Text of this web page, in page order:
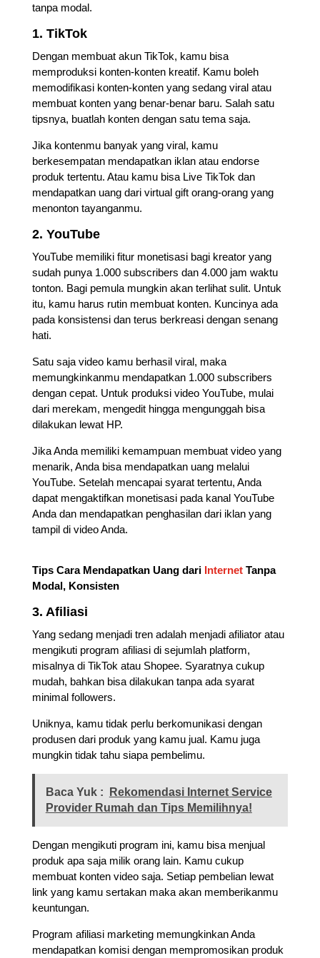
tanpa modal.
1. TikTok
Dengan membuat akun TikTok, kamu bisa
memproduksi konten-konten kreatif. Kamu boleh
memodifikasi konten-konten yang sedang viral atau
membuat konten yang benar-benar baru. Salah satu
tipsnya, buatlah konten dengan satu tema saja.
Jika kontenmu banyak yang viral, kamu
berkesempatan mendapatkan iklan atau endorse
produk tertentu. Atau kamu bisa Live TikTok dan
mendapatkan uang dari virtual gift orang-orang yang
menonton tayanganmu.
2. YouTube
YouTube memiliki fitur monetisasi bagi kreator yang
sudah punya 1.000 subscribers dan 4.000 jam waktu
tonton. Bagi pemula mungkin akan terlihat sulit. Untuk
itu, kamu harus rutin membuat konten. Kuncinya ada
pada konsistensi dan terus berkreasi dengan senang
hati.
Satu saja video kamu berhasil viral, maka
memungkinkanmu mendapatkan 1.000 subscribers
dengan cepat. Untuk produksi video YouTube, mulai
dari merekam, mengedit hingga mengunggah bisa
dilakukan lewat HP.
Jika Anda memiliki kemampuan membuat video yang
menarik, Anda bisa mendapatkan uang melalui
YouTube. Setelah mencapai syarat tertentu, Anda
dapat mengaktifkan monetisasi pada kanal YouTube
Anda dan mendapatkan penghasilan dari iklan yang
tampil di video Anda.
Tips Cara Mendapatkan Uang dari InternetTanpa
Modal, Konsisten
3. Afiliasi
Yang sedang menjadi tren adalah menjadi afiliator atau
mengikuti program afiliasi di sejumlah platform,
misalnya di TikTok atau Shopee. Syaratnya cukup
mudah, bahkan bisa dilakukan tanpa ada syarat
minimal followers.
Uniknya, kamu tidak perlu berkomunikasi dengan
produsen dari produk yang kamu jual. Kamu juga
mungkin tidak tahu siapa pembelimu.
Baca Yuk :
Rekomendasi Internet Service
Provider Rumah dan Tips Memilihnya!
Dengan mengikuti program ini, kamu bisa menjual
produk apa saja milik orang lain. Kamu cukup
membuat konten video saja. Setiap pembelian lewat
link yang kamu sertakan maka akan memberikanmu
keuntungan.
Program afiliasi marketing memungkinkan Anda
mendapatkan komisi dengan mempromosikan produk